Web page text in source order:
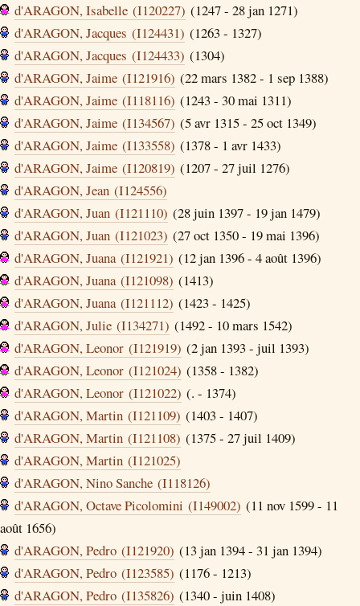
d'ARAGON, Isabelle (I120227) (1247 - 28 jan 1271)
d'ARAGON, Jacques (I124431) (1263 - 1327)
d'ARAGON, Jacques (I124433) (1304)
d'ARAGON, Jaime (I121916) (22 mars 1382 - 1 sep 1388)
d'ARAGON, Jaime (I118116) (1243 - 30 mai 1311)
d'ARAGON, Jaime (I134567) (5 avr 1315 - 25 oct 1349)
d'ARAGON, Jaime (I133558) (1378 - 1 avr 1433)
d'ARAGON, Jaime (I120819) (1207 - 27 juil 1276)
d'ARAGON, Jean (I124556)
d'ARAGON, Juan (I121110) (28 juin 1397 - 19 jan 1479)
d'ARAGON, Juan (I121023) (27 oct 1350 - 19 mai 1396)
d'ARAGON, Juana (I121921) (12 jan 1396 - 4 août 1396)
d'ARAGON, Juana (I121098) (1413)
d'ARAGON, Juana (I121112) (1423 - 1425)
d'ARAGON, Julie (I134271) (1492 - 10 mars 1542)
d'ARAGON, Leonor (I121919) (2 jan 1393 - juil 1393)
d'ARAGON, Leonor (I121024) (1358 - 1382)
d'ARAGON, Leonor (I121022) (. - 1374)
d'ARAGON, Martin (I121109) (1403 - 1407)
d'ARAGON, Martin (I121108) (1375 - 27 juil 1409)
d'ARAGON, Martin (I121025)
d'ARAGON, Nino Sanche (I118126)
d'ARAGON, Octave Picolomini (I149002) (11 nov 1599 - 11
août 1656)
d'ARAGON, Pedro (I121920) (13 jan 1394 - 31 jan 1394)
d'ARAGON, Pedro (I123585) (1176 - 1213)
d'ARAGON, Pedro (I135826) (1340 - juin 1408)